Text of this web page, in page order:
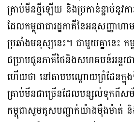
គ្រាប់មីនថ្មីឡើយ និងប្រកាន់ខ្ជាប់នូវក
ដែលកម្ពុជាជារដ្ឋភាគីនៃអនុសញ្ញាហា
ប្រឆាំងមនុស្សនេះ។ ជាមួយគ្នានេះ កម្
ជម្រាបជូនភាគីថៃនិងសហគមន៍អន្តរជ
ហើយថា នៅតាមបណ្តោយព្រំដែនក្នុ
គ្រាប់មីនជាច្រើនដែលបន្សល់ទុកពី
កម្ពុជាសូមគូសបញ្ជាក់យ៉ាងម៉ឺងម៉ាត់